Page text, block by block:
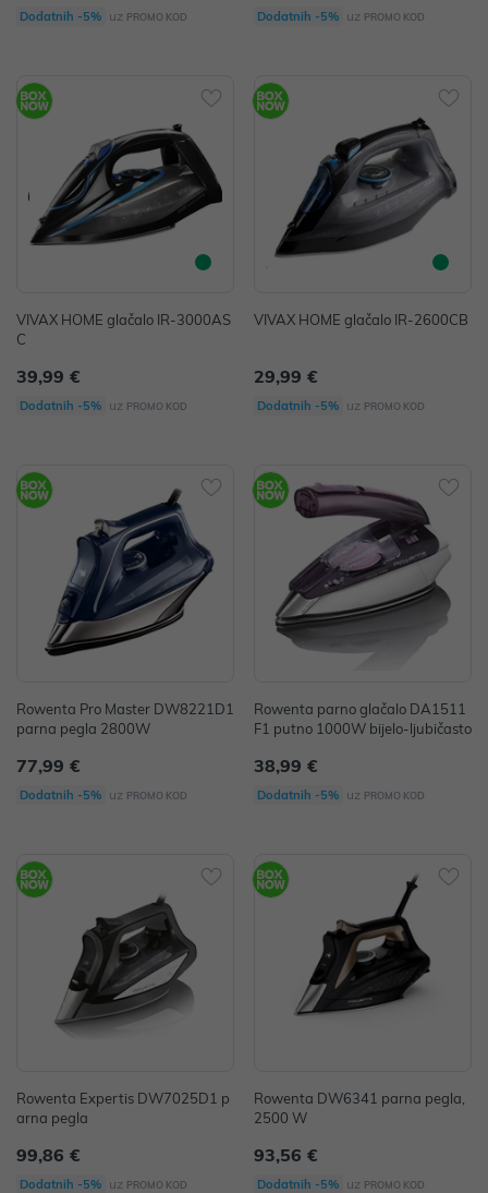
Dodatnih -5% uz PROMO KOD Dodatnih -5% uz PROMO KOD
VIVAX HOME glačalo IR-3000AS
C
39,99 €
Dodatnih -5% uz PROMO KOD
VIVAX HOME glačalo IR-2600CB
29,99 €
Dodatnih -5% uz PROMO KOD
Rowenta Pro Master DW8221D1
parna pegla 2800W
77,99 €
Dodatnih -5% uz PROMO KOD
Rowenta parno glačalo DA1511
F1 putno 1000W bijelo-ljubičasto
38,99 €
Dodatnih -5% uz PROMO KOD
Rowenta Expertis DW7025D1 p
arna pegla
99,86 €
Dodatnih -5% uz PROMO KOD
Rowenta DW6341 parna pegla,
2500 W
93,56 €
Dodatnih -5% uz PROMO KOD